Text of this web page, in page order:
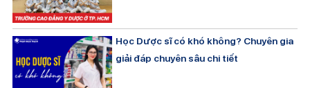
Học Dược sĩ có khó không? Chuyên gia
giải đáp chuyên sâu chi tiết